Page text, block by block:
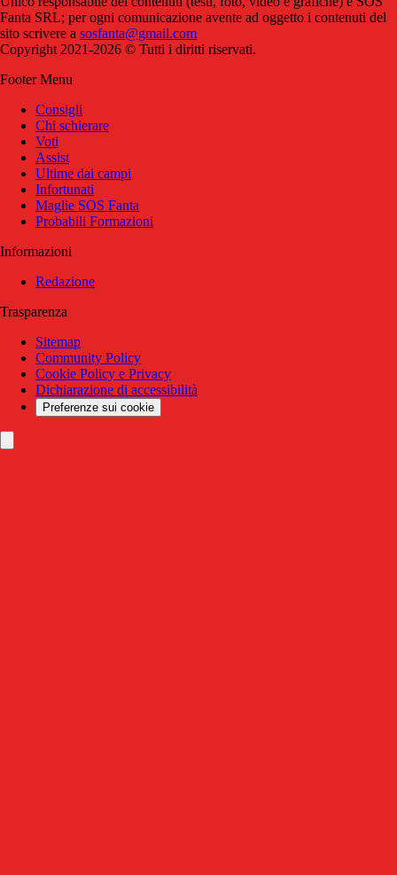
Fanta SRL; per ogni comunicazione avente ad oggetto i contenuti del
sito scrivere a sosfanta@gmail.com
Copyright 2021-2026 © Tutti i diritti riservati.
Footer Menu
Consigli
Chi schierare
Voti
Assist
Ultime dai campi
Infortunati
Maglie SOS Fanta
Probabili Formazioni
Informazioni
Redazione
Trasparenza
Sitemap
Community Policy
Cookie Policy e Privacy
Dichiarazione di accessibilità
Preferenze sui cookie